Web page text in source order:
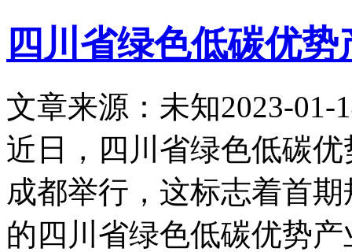
四川省绿色低碳优
文章来源：未知2023-01-
近日，四川省绿色低碳
成都举行，这标志着首
的四川省绿色低碳优势